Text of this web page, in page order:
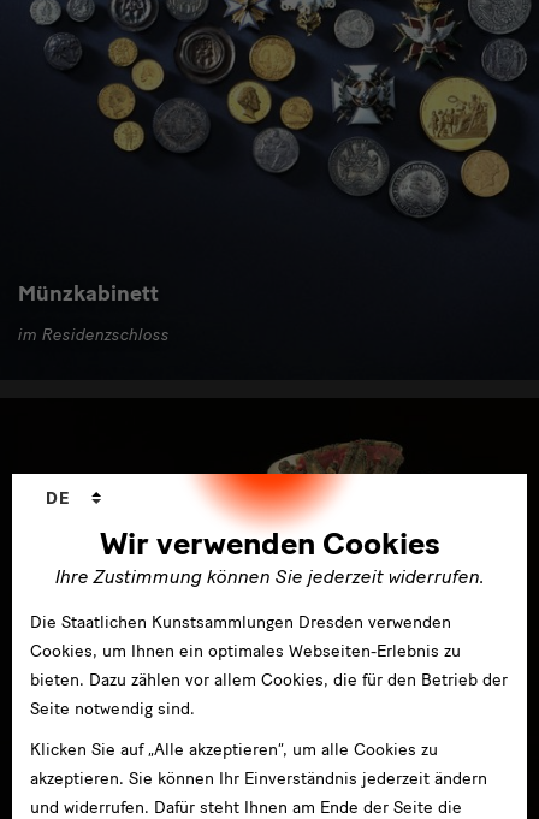
Münzkabinett
im Residenzschloss
Wir verwenden Cookies
Ihre Zustimmung können Sie jederzeit widerrufen.
DE
Die Staatlichen Kunstsammlungen Dresden verwenden
Cookies, um Ihnen ein optimales Webseiten-Erlebnis zu
bieten. Dazu zählen vor allem Cookies, die für den Betrieb der
Seite notwendig sind.
Klicken Sie auf „Alle akzeptieren“, um alle Cookies zu
akzeptieren. Sie können Ihr Einverständnis jederzeit ändern
und widerrufen. Dafür steht Ihnen am Ende der Seite die